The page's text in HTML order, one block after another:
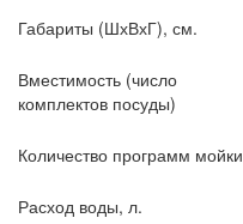
Габариты (ШхВхГ), см.
Вместимость (число
комплектов посуды)
Количество программ мойки
Расход воды, л.